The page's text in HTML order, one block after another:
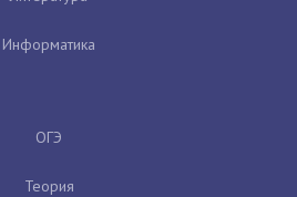
Информатика
ОГЭ
Теория